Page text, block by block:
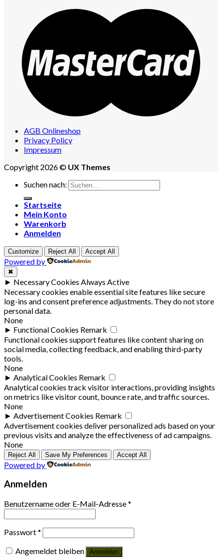
AGB Onlineshop
Privacy Policy
Impressum
Copyright 2026 © UX Themes
Suchen nach:
Startseite
Mein Konto
Warenkorb
Anmelden
Customize Reject All Accept All
Powered by
✖
► Necessary Cookies Always Active
Necessary cookies enable essential site features like secure
log-ins and consent preference adjustments. They do not store
personal data.
None
► Functional Cookies Remark
Functional cookies support features like content sharing on
social media, collecting feedback, and enabling third-party
tools.
None
► Analytical Cookies Remark
Analytical cookies track visitor interactions, providing insights
on metrics like visitor count, bounce rate, and traffic sources.
None
► Advertisement Cookies Remark
Advertisement cookies deliver personalized ads based on your
previous visits and analyze the effectiveness of ad campaigns.
None
Reject All Save My Preferences Accept All
Powered by
Anmelden
Benutzername oder E-Mail-Adresse*
Passwort*
Angemeldet bleiben
Anmelden